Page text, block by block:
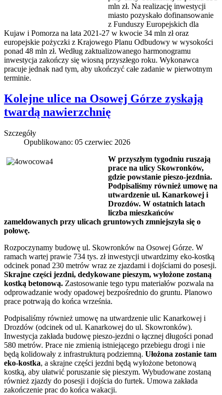
mln zł. Na realizację inwestycji
miasto pozyskało dofinansowanie
z Funduszy Europejskich dla
Kujaw i Pomorza na lata 2021-27 w kwocie 34 mln zł oraz
europejskie pożyczki z Krajowego Planu Odbudowy w wysokości
ponad 48 mln zł. Według zaktualizowanego harmonogramu
inwestycja zakończy się wiosną przyszłego roku. Wykonawca
pracuje jednak nad tym, aby ukończyć całe zadanie w pierwotnym
terminie.
Kolejne ulice na Osowej Górze zyskają
twardą nawierzchnię
Szczegóły
Opublikowano: 05 czerwiec 2026
W przyszłym tygodniu ruszają
prace na ulicy Skowronków,
gdzie powstanie pieszo-jezdnia.
Podpisaliśmy również umowę na
utwardzenie ul. Kanarkowej i
Drozdów. W ostatnich latach
liczba mieszkańców
zameldowanych przy ulicach gruntowych zmniejszyła się o
połowę.
Rozpoczynamy budowę ul. Skowronków na Osowej Górze. W
ramach wartej prawie 734 tys. zł inwestycji utwardzimy eko-kostką
odcinek ponad 230 metrów wraz ze zjazdami i dojściami do posesji.
Skrajne części jezdni, dedykowane pieszym, wyłożone zostaną
kostką betonową. Zastosowanie tego typu materiałów pozwala na
odprowadzanie wody opadowej bezpośrednio do gruntu. Planowo
prace potrwają do końca września.
Podpisaliśmy również umowę na utwardzenie ulic Kanarkowej i
Drozdów (odcinek od ul. Kanarkowej do ul. Skowronków).
Inwestycja zakłada budowę pieszo-jezdni o łącznej długości ponad
580 metrów. Prace nie zmienią istniejącego przebiegu drogi i nie
będą kolidowały z infrastrukturą podziemną. Ułożona zostanie tam
eko-kostka, a skrajne części jezdni będą wyłożone betonową
kostką, aby ułatwić poruszanie się pieszym. Wybudowane zostaną
również zjazdy do posesji i dojścia do furtek. Umowa zakłada
zakończenie prac do końca wakacji.